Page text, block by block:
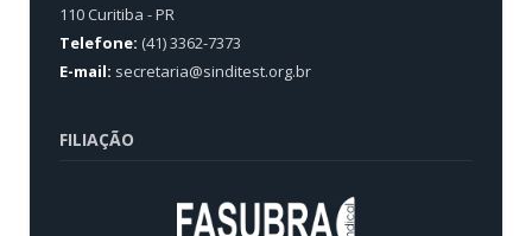
110 Curitiba - PR
Telefone: (41) 3362-7373
E-mail: secretaria@sinditest.org.br
FILIAÇÃO